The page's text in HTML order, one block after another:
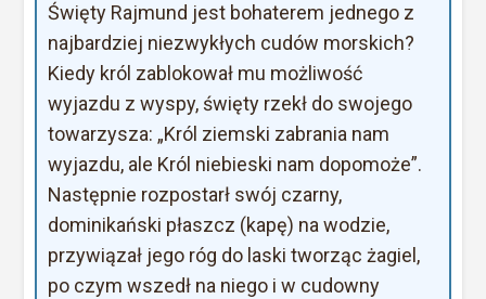
Święty Rajmund jest bohaterem jednego z
najbardziej niezwykłych cudów morskich?
Kiedy król zablokował mu możliwość
wyjazdu z wyspy, święty rzekł do swojego
towarzysza: „Król ziemski zabrania nam
wyjazdu, ale Król niebieski nam dopomoże”.
Następnie rozpostarł swój czarny,
dominikański płaszcz (kapę) na wodzie,
przywiązał jego róg do laski tworząc żagiel,
po czym wszedł na niego i w cudowny